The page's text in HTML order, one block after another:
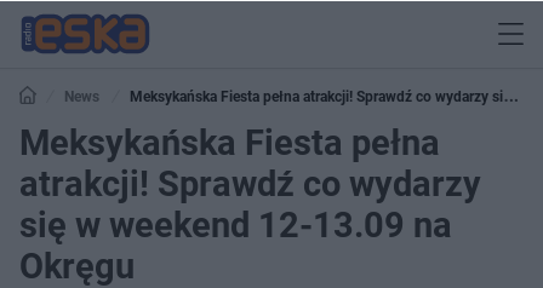
News
Meksykańska Fiesta pełna atrakcji! Sprawdź co wydarzy się w
weekend 12-13.09 na Okręgu
Meksykańska Fiesta pełna
atrakcji! Sprawdź co wydarzy
się w weekend 12-13.09 na
Okręgu